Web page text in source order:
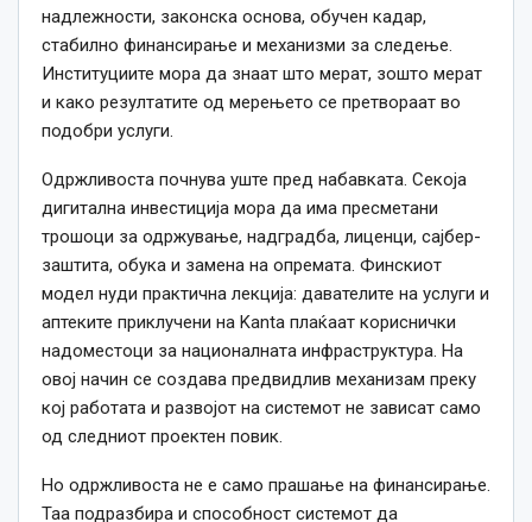
надлежности, законска основа, обучен кадар,
стабилно финансирање и механизми за следење.
Институциите мора да знаат што мерат, зошто мерат
и како резултатите од мерењето се претвораат во
подобри услуги.
Одржливоста почнува уште пред набавката. Секоја
дигитална инвестиција мора да има пресметани
трошоци за одржување, надградба, лиценци, сајбер-
заштита, обука и замена на опремата. Финскиот
модел нуди практична лекција: давателите на услуги и
аптеките приклучени на Kanta плаќаат кориснички
надоместоци за националната инфраструктура. На
овој начин се создава предвидлив механизам преку
кој работата и развојот на системот не зависат само
од следниот проектен повик.
Но одржливоста не е само прашање на финансирање.
Таа подразбира и способност системот да